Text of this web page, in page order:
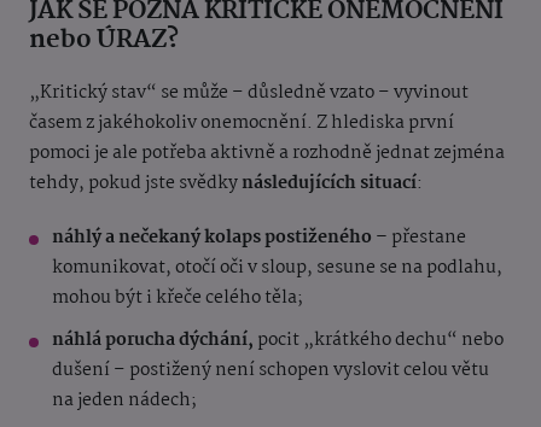
JAK SE POZNÁ KRITICKÉ ONEMOCNĚNÍ
nebo ÚRAZ?
„Kritický stav“ se může – důsledně vzato – vyvinout
časem z jakéhokoliv onemocnění. Z hlediska první
pomoci je ale potřeba aktivně a rozhodně jednat zejména
tehdy, pokud jste svědkynásledujících situací:
náhlý a nečekaný kolaps postiženého – přestane
komunikovat, otočí oči v sloup, sesune se na podlahu,
mohou být i křeče celého těla;
náhlá porucha dýchání, pocit „krátkého dechu“ nebo
dušení – postižený není schopen vyslovit celou větu
na jeden nádech;